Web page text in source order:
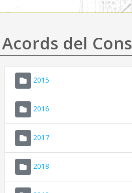
Acords del
2015
2016
2017
2018